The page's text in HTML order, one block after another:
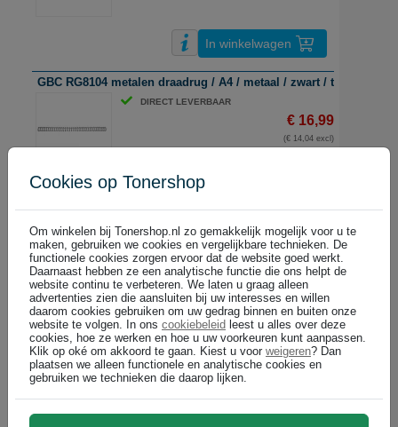
In winkelwagen
GBC RG8104 metalen draadrug / A4 / metaal / zwart / tot 55 vel /
DIRECT LEVERBAAR
€ 16,99
(€ 14,04 excl)
GBC RG810470 metalen draadrug / A4 / metaal / wit / tot 55 vel /
DIRECT LEVERBAAR
€ 16,99
(€ 14,04 excl)
In winkelwagen
GBC RG8105 metalen draadrug / zilver / 8 mm / 100 stuks
Cookies op Tonershop
Om winkelen bij Tonershop.nl zo gemakkelijk mogelijk voor u te
maken, gebruiken we cookies en vergelijkbare technieken. De
functionele cookies zorgen ervoor dat de website goed werkt.
Daarnaast hebben ze een analytische functie die ons helpt de
website continu te verbeteren. We laten u graag alleen
advertenties zien die aansluiten bij uw interesses en willen
daarom cookies gebruiken om uw gedrag binnen en buiten onze
website te volgen. In ons cookiebeleid leest u alles over deze
cookies, hoe ze werken en hoe u uw voorkeuren kunt aanpassen.
Klik op oké om akkoord te gaan. Kiest u voor weigeren? Dan
plaatsen we alleen functionele en analytische cookies en
gebruiken we technieken die daarop lijken.